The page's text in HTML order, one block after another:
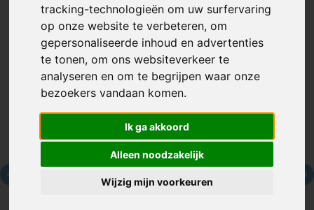
tracking-technologieën om uw surfervaring
op onze website te verbeteren, om
gepersonaliseerde inhoud en advertenties
te tonen, om ons websiteverkeer te
analyseren en om te begrijpen waar onze
bezoekers vandaan komen.
Ik ga akkoord
Alleen noodzakelijk
Wijzig mijn voorkeuren
Artikelnummer:119051